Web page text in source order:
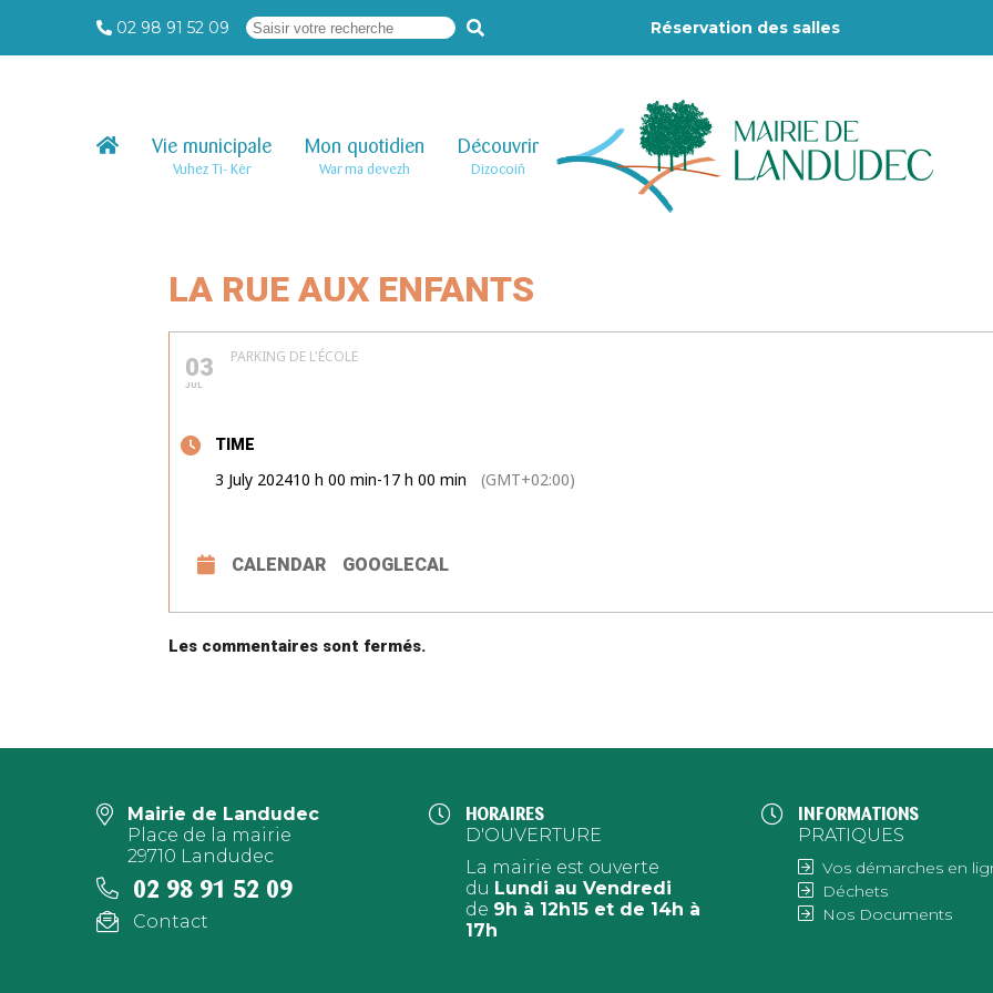
02 98 91 52 09 Réservation des salles
Vie municipale
Vuhez Ti- Kêr
Mon quotidien
War ma devezh
Découvrir
Dizocoiñ
LA RUE AUX ENFANTS
03
JUL
PARKING DE L'ÉCOLE
TIME
3 July 202410 h 00 min-17 h 00 min (GMT+02:00)
CALENDAR GOOGLECAL
Les commentaires sont fermés.
Mairie de Landudec
Place de la mairie
29710 Landudec
02 98 91 52 09
Contact
HORAIRES
D'OUVERTURE
La mairie est ouverte
du Lundi au Vendredi
de 9h à 12h15 et de 14h à
17h
INFORMATIONS
PRATIQUES
Vos démarches en
Déchets
Nos Documents